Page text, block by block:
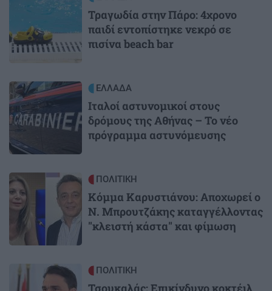
Τραγωδία στην Πάρο: 4χρονο
παιδί εντοπίστηκε νεκρό σε
πισίνα beach bar
Image ΕΛΛΑΔΑ
Ιταλοί αστυνομικοί στους
δρόμους της Αθήνας – Το νέο
πρόγραμμα αστυνόμευσης
Image ΠΟΛΙΤΙΚΗ
Κόμμα Καρυστιάνου: Αποχωρεί ο
Ν. Μπρουτζάκης καταγγέλλοντας
"κλειστή κάστα" και φίμωση
Image ΠΟΛΙΤΙΚΗ
Τσουκαλάς: Επικίνδυνο κοκτέιλ